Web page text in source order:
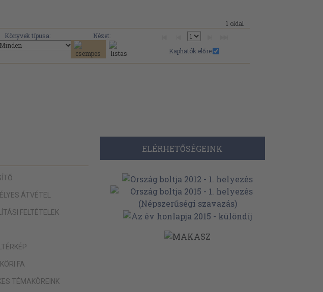
1 oldal
Könyvek típusa:
Nézet:
Kaphatók előre:
ÁTVÉTEL
FELTÉTELEK
FA
TÉMAKÖREINK
ELÉRHETŐSÉGEINK